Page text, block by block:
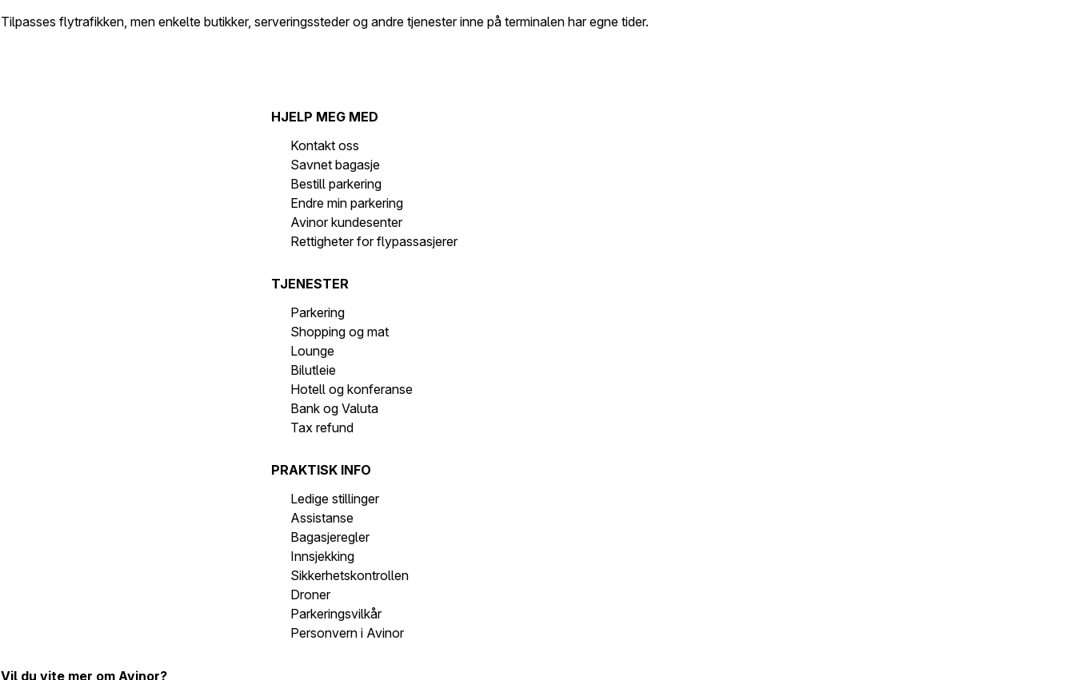
Tilpasses flytrafikken, men enkelte butikker, serveringssteder og andre tjenester inne på terminalen har egne tider.
HJELP MEG MED
Kontakt oss
Savnet bagasje
Bestill parkering
Endre min parkering
Avinor kundesenter
Rettigheter for flypassasjerer
TJENESTER
Parkering
Shopping og mat
Lounge
Bilutleie
Hotell og konferanse
Bank og Valuta
Tax refund
PRAKTISK INFO
Ledige stillinger
Assistanse
Bagasjeregler
Innsjekking
Sikkerhetskontrollen
Droner
Parkeringsvilkår
Personvern i Avinor
Vil du vite mer om Avinor?